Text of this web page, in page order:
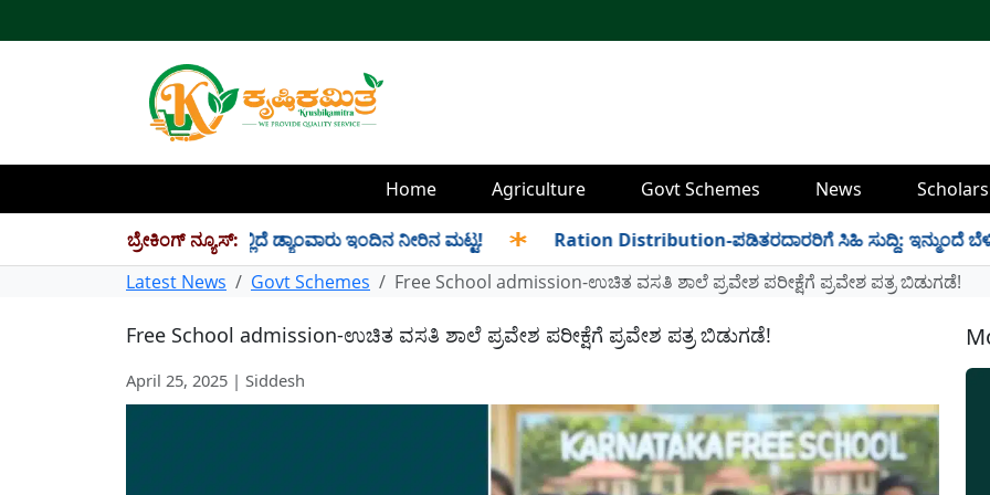
Home Agriculture Govt Schemes News
ಬ್ರೇಕಿಂಗ್ ನ್ಯೂಸ್:
ನೀರು ಸಂಗ್ರಹ! ಇಲ್ಲಿದೆ ಡ್ಯಾಂವಾರು ಇಂದಿನ ನೀರಿನ ಮಟ್ಟ! ✱ Ration Distribution-ಪಡಿತರದಾರರಿಗೆ ಸಿಹಿ ಸುದ್ದಿ: ಇನ್ಮುಂದೆ ಬೆಳಿಗ್ಗೆ 6
Latest News
Govt Schemes Free School admission-ಉಚಿತ ವಸತಿ ಶಾಲೆ ಪ್ರವೇಶ ಪರೀಕ್ಷೆಗೆ ಪ್ರವೇಶ ಪತ್ರ ಬಿಡುಗಡೆ!
Free School admission-ಉಚಿತ ವಸತಿ ಶಾಲೆ ಪ್ರವೇಶ ಪರೀಕ್ಷೆಗೆ ಪ್ರವೇಶ ಪತ್ರ ಬಿಡುಗಡೆ!
April 25, 2025 | Siddesh